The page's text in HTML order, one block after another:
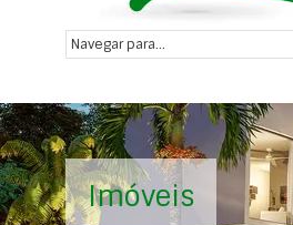
Imóveis